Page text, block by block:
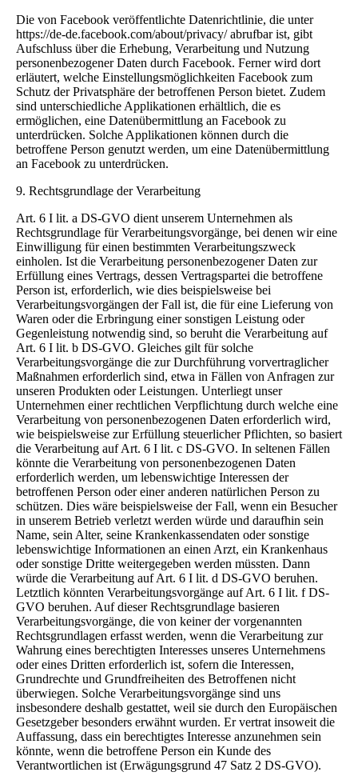
Die von Facebook veröffentlichte Datenrichtlinie, die unter
https://de-de.facebook.com/about/privacy/ abrufbar ist, gibt
Aufschluss über die Erhebung, Verarbeitung und Nutzung
personenbezogener Daten durch Facebook. Ferner wird dort
erläutert, welche Einstellungsmöglichkeiten Facebook zum
Schutz der Privatsphäre der betroffenen Person bietet. Zudem
sind unterschiedliche Applikationen erhältlich, die es
ermöglichen, eine Datenübermittlung an Facebook zu
unterdrücken. Solche Applikationen können durch die
betroffene Person genutzt werden, um eine Datenübermittlung
an Facebook zu unterdrücken.
9. Rechtsgrundlage der Verarbeitung
Art. 6 I lit. a DS-GVO dient unserem Unternehmen als
Rechtsgrundlage für Verarbeitungsvorgänge, bei denen wir eine
Einwilligung für einen bestimmten Verarbeitungszweck
einholen. Ist die Verarbeitung personenbezogener Daten zur
Erfüllung eines Vertrags, dessen Vertragspartei die betroffene
Person ist, erforderlich, wie dies beispielsweise bei
Verarbeitungsvorgängen der Fall ist, die für eine Lieferung von
Waren oder die Erbringung einer sonstigen Leistung oder
Gegenleistung notwendig sind, so beruht die Verarbeitung auf
Art. 6 I lit. b DS-GVO. Gleiches gilt für solche
Verarbeitungsvorgänge die zur Durchführung vorvertraglicher
Maßnahmen erforderlich sind, etwa in Fällen von Anfragen zur
unseren Produkten oder Leistungen. Unterliegt unser
Unternehmen einer rechtlichen Verpflichtung durch welche eine
Verarbeitung von personenbezogenen Daten erforderlich wird,
wie beispielsweise zur Erfüllung steuerlicher Pflichten, so basiert
die Verarbeitung auf Art. 6 I lit. c DS-GVO. In seltenen Fällen
könnte die Verarbeitung von personenbezogenen Daten
erforderlich werden, um lebenswichtige Interessen der
betroffenen Person oder einer anderen natürlichen Person zu
schützen. Dies wäre beispielsweise der Fall, wenn ein Besucher
in unserem Betrieb verletzt werden würde und daraufhin sein
Name, sein Alter, seine Krankenkassendaten oder sonstige
lebenswichtige Informationen an einen Arzt, ein Krankenhaus
oder sonstige Dritte weitergegeben werden müssten. Dann
würde die Verarbeitung auf Art. 6 I lit. d DS-GVO beruhen.
Letztlich könnten Verarbeitungsvorgänge auf Art. 6 I lit. f DS-
GVO beruhen. Auf dieser Rechtsgrundlage basieren
Verarbeitungsvorgänge, die von keiner der vorgenannten
Rechtsgrundlagen erfasst werden, wenn die Verarbeitung zur
Wahrung eines berechtigten Interesses unseres Unternehmens
oder eines Dritten erforderlich ist, sofern die Interessen,
Grundrechte und Grundfreiheiten des Betroffenen nicht
überwiegen. Solche Verarbeitungsvorgänge sind uns
insbesondere deshalb gestattet, weil sie durch den Europäischen
Gesetzgeber besonders erwähnt wurden. Er vertrat insoweit die
Auffassung, dass ein berechtigtes Interesse anzunehmen sein
könnte, wenn die betroffene Person ein Kunde des
Verantwortlichen ist (Erwägungsgrund 47 Satz 2 DS-GVO).